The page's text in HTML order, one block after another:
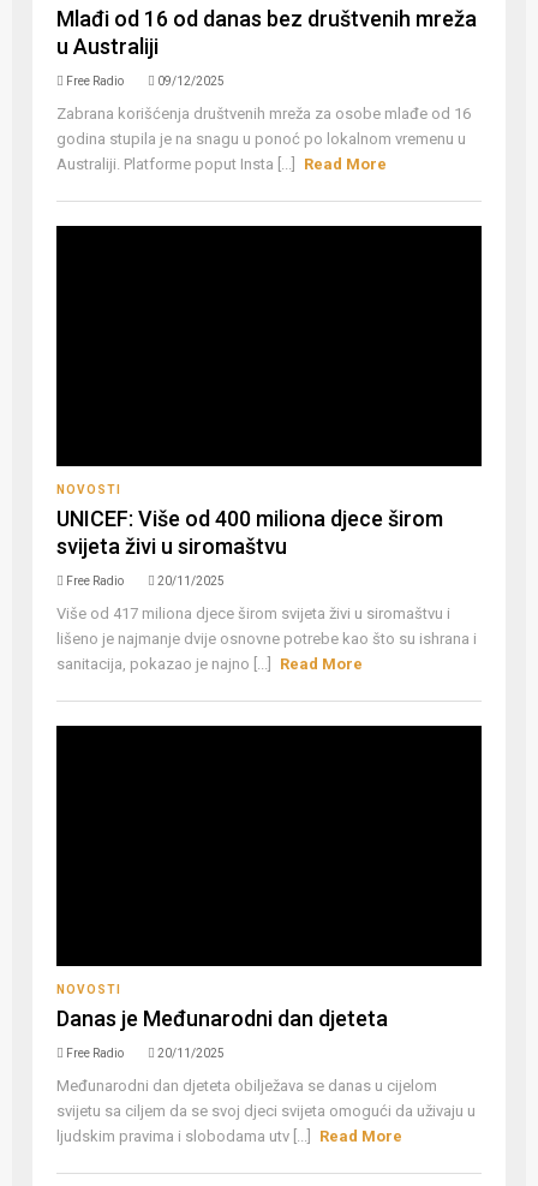
Mlađi od 16 od danas bez društvenih mreža
u Australiji
Free Radio 09/12/2025
Zabrana korišćenja društvenih mreža za osobe mlađe od 16
godina stupila je na snagu u ponoć po lokalnom vremenu u
Australiji. Platforme poput Insta [...]
Read More
NOVOSTI
UNICEF: Više od 400 miliona djece širom
svijeta živi u siromaštvu
Free Radio 20/11/2025
Više od 417 miliona djece širom svijeta živi u siromaštvu i
lišeno je najmanje dvije osnovne potrebe kao što su ishrana i
sanitacija, pokazao je najno [...]
Read More
NOVOSTI
Danas je Međunarodni dan djeteta
Free Radio 20/11/2025
Međunarodni dan djeteta obilježava se danas u cijelom
svijetu sa ciljem da se svoj djeci svijeta omogući da uživaju u
ljudskim pravima i slobodama utv [...]
Read More